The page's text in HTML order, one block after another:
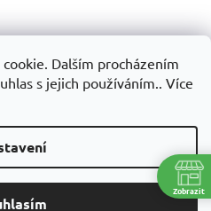
Dalším procházením
s jejich používáním.. Více
Zobrazit